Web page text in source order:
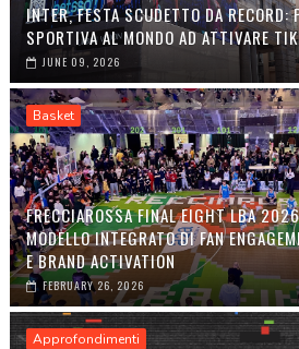
INTER, FESTA SCUDETTO DA RECORD:
SPORTIVA AL MONDO AD ATTIVARE
JUNE 09, 2026
Basket
FRECCIAROSSA FINAL EIGHT LBA
MODELLO INTEGRATO DI FAN
E BRAND ACTIVATION
FEBRUARY 26, 2026
Approfondimenti